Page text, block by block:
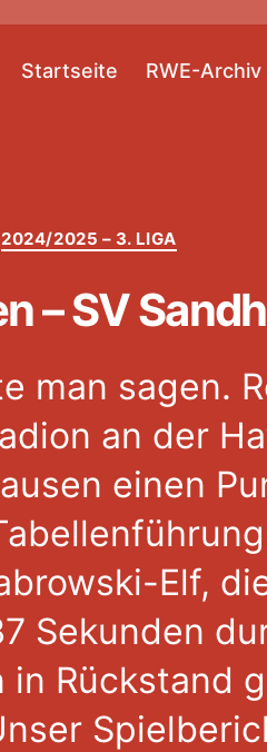
Startseite RWE-Archiv
Kategorien
2024/2025 – 3. LIGA
– SV
man sagen.
an der
einen
Elf,
Sekunden
Rückstand